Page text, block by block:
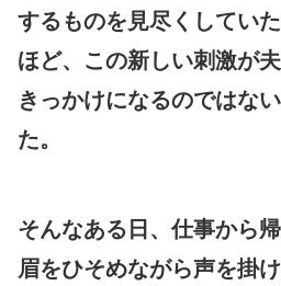
するものを見尽くしてい
ほど、この新しい刺激が
きっかけになるのではな
た。
そんなある日、仕事から
眉をひそめながら声を掛